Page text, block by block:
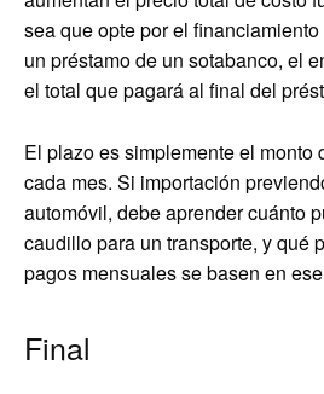
sea que opte por el
un préstamo de un sotabanco, el
el total que pagará al final del
El plazo es simplemente el monto
cada mes. Si importación
automóvil, debe aprender cuánto
caudillo para un transporte, y qué
pagos mensuales se basen en
Final